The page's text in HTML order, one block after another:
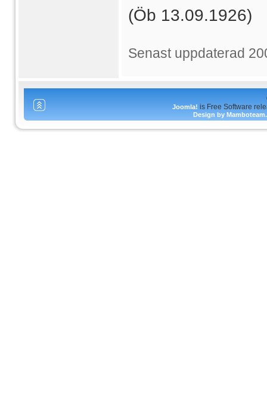
(Öb 13.09.1926)
Senast uppdaterad
Joomla! is Free Software
Design by